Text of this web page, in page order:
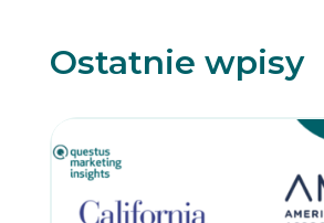
Ostatnie wpisy